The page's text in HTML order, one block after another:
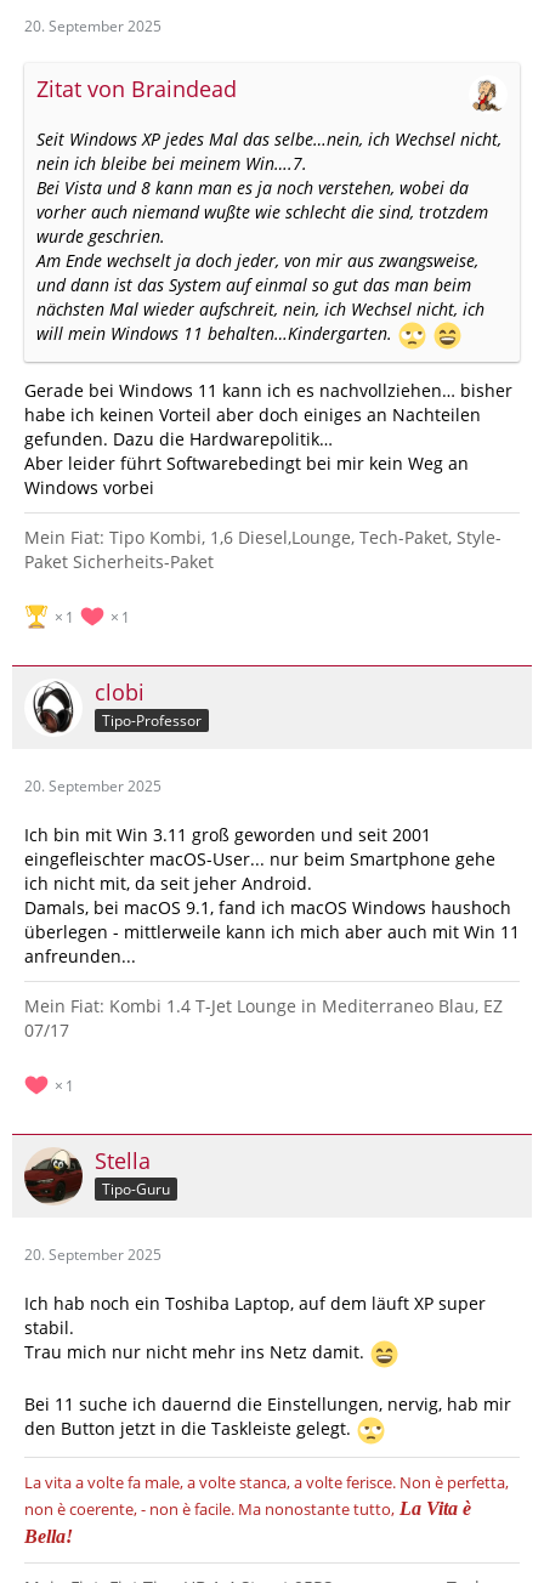
20. September 2025
Zitat von Braindead
Seit Windows XP jedes Mal das selbe…nein, ich Wechsel nicht,
nein ich bleibe bei meinem Win….7.
Bei Vista und 8 kann man es ja noch verstehen, wobei da
vorher auch niemand wußte wie schlecht die sind, trotzdem
wurde geschrien.
Am Ende wechselt ja doch jeder, von mir aus zwangsweise,
und dann ist das System auf einmal so gut das man beim
nächsten Mal wieder aufschreit, nein, ich Wechsel nicht, ich
will mein Windows 11 behalten…Kindergarten.
Gerade bei Windows 11 kann ich es nachvollziehen… bisher
habe ich keinen Vorteil aber doch einiges an Nachteilen
gefunden. Dazu die Hardwarepolitik…
Aber leider führt Softwarebedingt bei mir kein Weg an
Windows vorbei
Mein Fiat: Tipo Kombi, 1,6 Diesel,Lounge, Tech-Paket, Style-
Paket Sicherheits-Paket
1 1
clobi
Tipo-Professor
20. September 2025
Ich bin mit Win 3.11 groß geworden und seit 2001
eingefleischter macOS-User... nur beim Smartphone gehe
ich nicht mit, da seit jeher Android.
Damals, bei macOS 9.1, fand ich macOS Windows haushoch
überlegen - mittlerweile kann ich mich aber auch mit Win 11
anfreunden...
Mein Fiat: Kombi 1.4 T-Jet Lounge in Mediterraneo Blau, EZ
07/17
1
Stella
Tipo-Guru
20. September 2025
Ich hab noch ein Toshiba Laptop, auf dem läuft XP super
stabil.
Trau mich nur nicht mehr ins Netz damit.
Bei 11 suche ich dauernd die Einstellungen, nervig, hab mir
den Button jetzt in die Taskleiste gelegt.
La vita a volte fa male, a volte stanca, a volte ferisce. Non è perfetta,
non è coerente, - non è facile. Ma nonostante tutto, La Vita è
Bella!